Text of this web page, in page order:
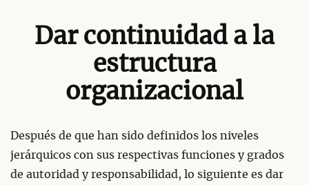
Dar continuidad a la
estructura
organizacional
Después de que han sido definidos los niveles
jerárquicos con sus respectivas funciones y grados
de autoridad y responsabilidad, lo siguiente es dar